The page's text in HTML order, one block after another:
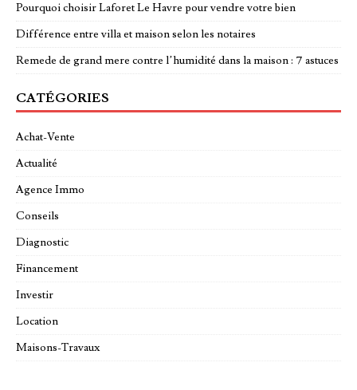
Pourquoi choisir Laforet Le Havre pour vendre votre bien
Différence entre villa et maison selon les notaires
Remede de grand mere contre l’humidité dans la maison : 7 astuces
CATÉGORIES
Achat-Vente
Actualité
Agence Immo
Conseils
Diagnostic
Financement
Investir
Location
Maisons-Travaux